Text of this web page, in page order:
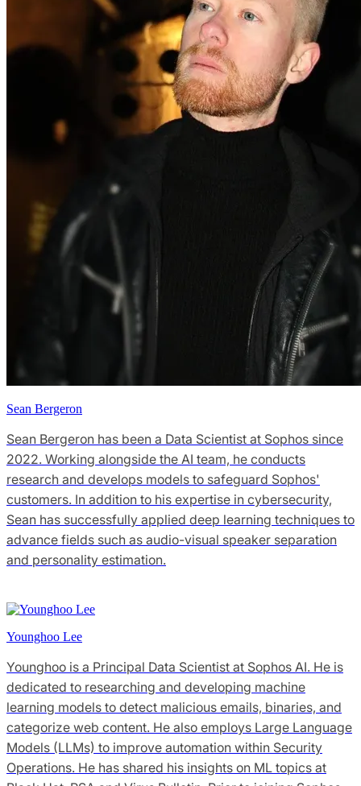
Sean Bergeron
Sean Bergeron has been a Data Scientist at Sophos since
2022. Working alongside the AI team, he conducts
research and develops models to safeguard Sophos'
customers. In addition to his expertise in cybersecurity,
Sean has successfully applied deep learning techniques to
advance fields such as audio-visual speaker separation
and personality estimation.
Younghoo Lee
Younghoo is a Principal Data Scientist at Sophos AI. He is
dedicated to researching and developing machine
learning models to detect malicious emails, binaries, and
categorize web content. He also employs Large Language
Models (LLMs) to improve automation within Security
Operations. He has shared his insights on ML topics at